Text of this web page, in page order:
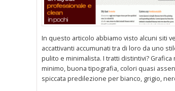
In questo articolo abbiamo visto alcuni siti
accattivanti accumunati tra di loro da uno
pulito e minimalista. I tratti distintivi? Grafica
minimo, buona tipografia, colori quasi
spiccata predilezione per bianco, grigio,